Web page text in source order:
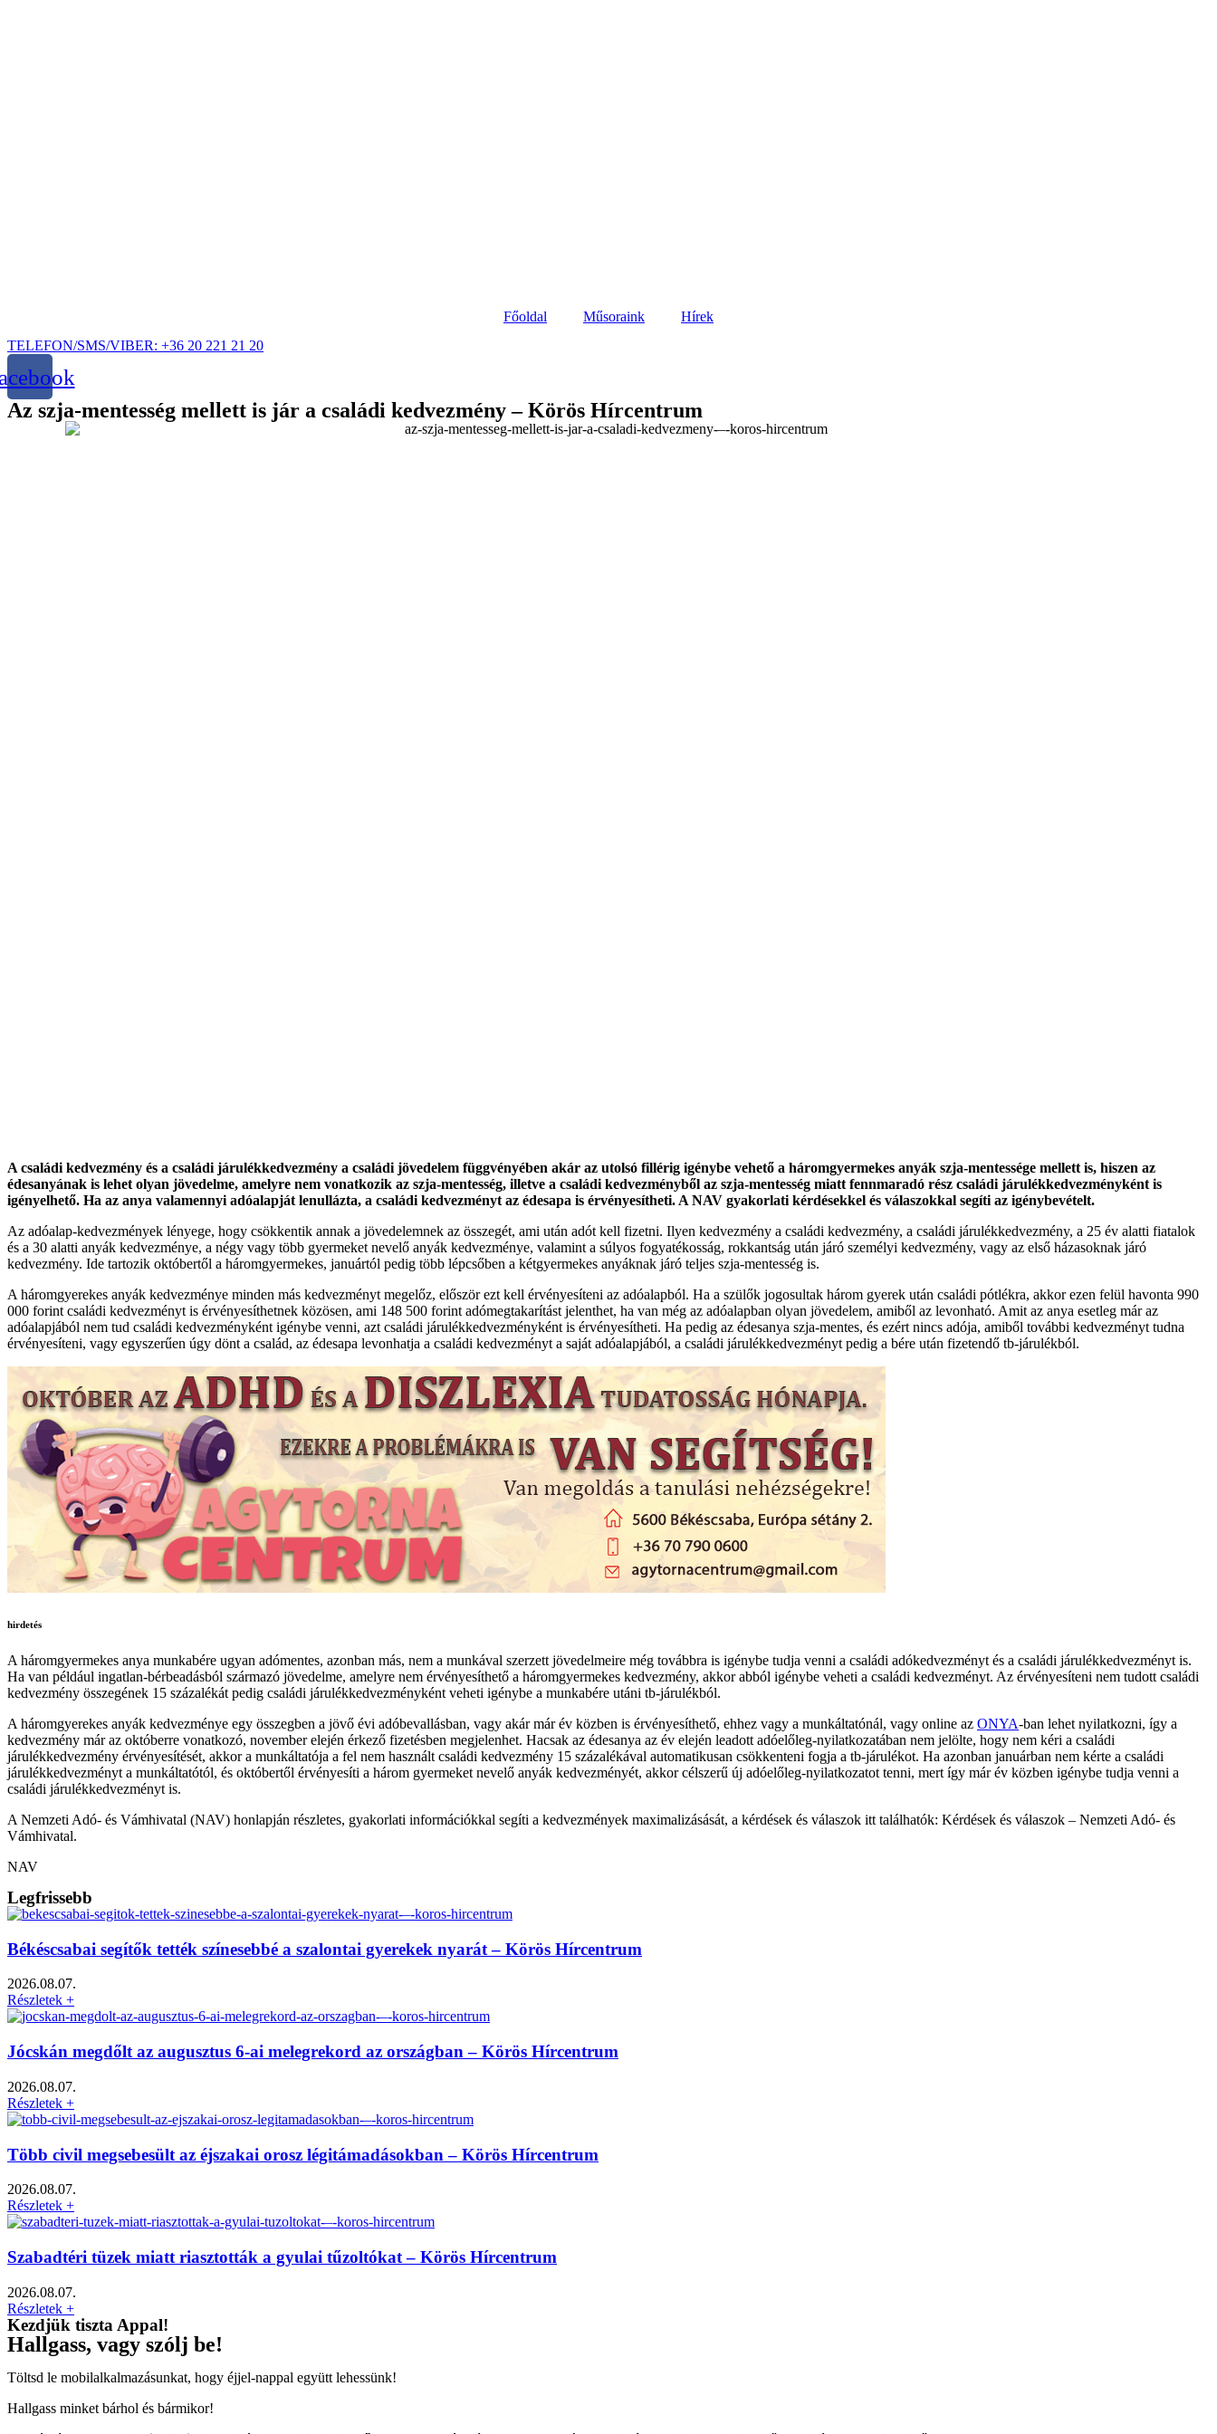
Főoldal Műsoraink
Hírek
TELEFON/SMS/VIBER: +36 20 221 21 20
Az szja-mentesség mellett is jár a családi kedvezmény – Körös Hírcentrum
A családi kedvezmény és a családi járulékkedvezmény a családi jövedelem függvényében akár az utolsó fillérig igénybe vehető a háromgyermekes anyák szja-mentessége mellett is, hiszen az
édesanyának is lehet olyan jövedelme, amelyre nem vonatkozik az szja-mentesség, illetve a családi kedvezményből az szja-mentesség miatt fennmaradó rész családi járulékkedvezményként is
igényelhető. Ha az anya valamennyi adóalapját lenullázta, a családi kedvezményt az édesapa is érvényesítheti. A NAV gyakorlati kérdésekkel és válaszokkal segíti az igénybevételt.
Az adóalap-kedvezmények lényege, hogy csökkentik annak a jövedelemnek az összegét, ami után adót kell fizetni. Ilyen kedvezmény a családi kedvezmény, a családi járulékkedvezmény, a 25 év alatti fiatalok
és a 30 alatti anyák kedvezménye, a négy vagy több gyermeket nevelő anyák kedvezménye, valamint a súlyos fogyatékosság, rokkantság után járó személyi kedvezmény, vagy az első házasoknak járó
kedvezmény. Ide tartozik októbertől a háromgyermekes, januártól pedig több lépcsőben a kétgyermekes anyáknak járó teljes szja-mentesség is.
A háromgyerekes anyák kedvezménye minden más kedvezményt megelőz, először ezt kell érvényesíteni az adóalapból. Ha a szülők jogosultak három gyerek után családi pótlékra, akkor ezen felül havonta 990
000 forint családi kedvezményt is érvényesíthetnek közösen, ami 148 500 forint adómegtakarítást jelenthet, ha van még az adóalapban olyan jövedelem, amiből az levonható. Amit az anya esetleg már az
adóalapjából nem tud családi kedvezményként igénybe venni, azt családi járulékkedvezményként is érvényesítheti. Ha pedig az édesanya szja-mentes, és ezért nincs adója, amiből további kedvezményt tudna
érvényesíteni, vagy egyszerűen úgy dönt a család, az édesapa levonhatja a családi kedvezményt a saját adóalapjából, a családi járulékkedvezményt pedig a bére után fizetendő tb-járulékból.
hirdetés
A háromgyermekes anya munkabére ugyan adómentes, azonban más, nem a munkával szerzett jövedelmeire még továbbra is igénybe tudja venni a családi adókedvezményt és a családi járulékkedvezményt is.
Ha van például ingatlan-bérbeadásból származó jövedelme, amelyre nem érvényesíthető a háromgyermekes kedvezmény, akkor abból igénybe veheti a családi kedvezményt. Az érvényesíteni nem tudott családi
kedvezmény összegének 15 százalékát pedig családi járulékkedvezményként veheti igénybe a munkabére utáni tb-járulékból.
A háromgyerekes anyák kedvezménye egy összegben a jövő évi adóbevallásban, vagy akár már év közben is érvényesíthető, ehhez vagy a munkáltatónál, vagy online az ONYA-ban lehet nyilatkozni, így a
kedvezmény már az októberre vonatkozó, november elején érkező fizetésben megjelenhet. Hacsak az édesanya az év elején leadott adóelőleg-nyilatkozatában nem jelölte, hogy nem kéri a családi
járulékkedvezmény érvényesítését, akkor a munkáltatója a fel nem használt családi kedvezmény 15 százalékával automatikusan csökkenteni fogja a tb-járulékot. Ha azonban januárban nem kérte a családi
járulékkedvezményt a munkáltatótól, és októbertől érvényesíti a három gyermeket nevelő anyák kedvezményét, akkor célszerű új adóelőleg-nyilatkozatot tenni, mert így már év közben igénybe tudja venni a
családi járulékkedvezményt is.
A Nemzeti Adó- és Vámhivatal (NAV) honlapján részletes, gyakorlati információkkal segíti a kedvezmények maximalizásását, a kérdések és válaszok itt találhatók: Kérdések és válaszok – Nemzeti Adó- és
Vámhivatal.
NAV
Legfrissebb
Békéscsabai segítők tették színesebbé a szalontai gyerekek nyarát – Körös Hírcentrum
2026.08.07.
Részletek +
Jócskán megdőlt az augusztus 6-ai melegrekord az országban – Körös Hírcentrum
2026.08.07.
Részletek +
Több civil megsebesült az éjszakai orosz légitámadásokban – Körös Hírcentrum
2026.08.07.
Részletek +
Szabadtéri tüzek miatt riasztották a gyulai tűzoltókat – Körös Hírcentrum
2026.08.07.
Részletek +
Kezdjük tiszta Appal!
Hallgass, vagy szólj be!
Töltsd le mobilalkalmazásunkat, hogy éjjel-nappal együtt lehessünk!
Hallgass minket bárhol és bármikor!